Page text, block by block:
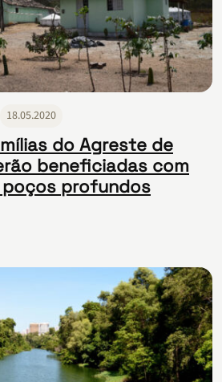
18.05.2020
do Agreste de
beneficiadas com
profundos